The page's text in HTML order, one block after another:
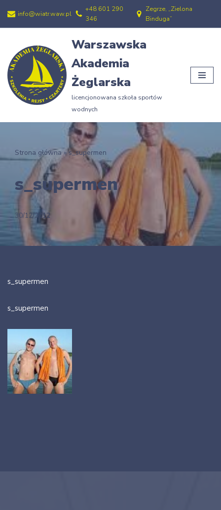
Przejdź
treści
info@wiatr.waw.pl
+48 601 290
346
Zegrze, „Zielona
Binduga”
Warszawska
Akademia
Żeglarska
licencjonowana szkoła sportów
wodnych
Strona główna»s_supermen
s_supermen
30/12/2012
s_supermen
s_supermen